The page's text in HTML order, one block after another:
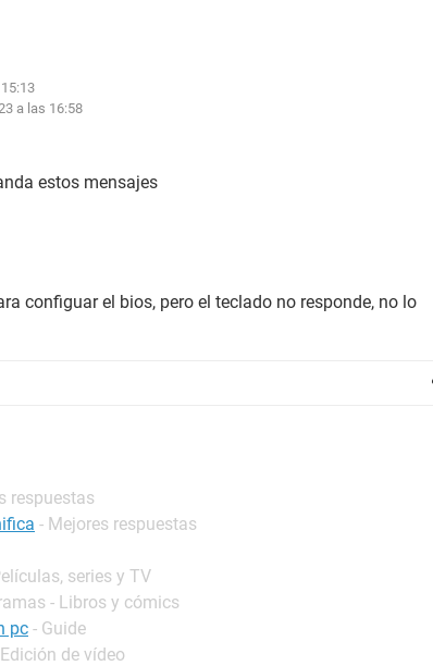
a las 16:58
estos mensajes
configuar el bios, pero el teclado no responde, no lo
respuestas
- Mejores respuestas
series y TV
- Libros y cómics
pc - Guide
de vídeo